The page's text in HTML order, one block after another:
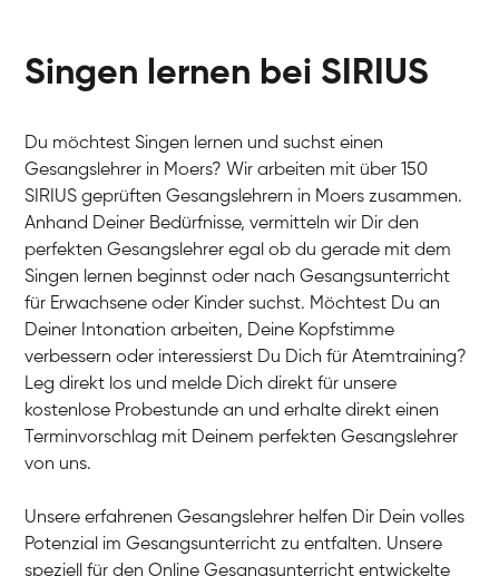
Singen lernen bei SIRIUS
Du möchtest Singen lernen und suchst einen
Gesangslehrer in Moers? Wir arbeiten mit über 150
SIRIUS geprüften Gesangslehrern in Moers zusammen.
Anhand Deiner Bedürfnisse, vermitteln wir Dir den
perfekten Gesangslehrer egal ob du gerade mit dem
Singen lernen beginnst oder nach Gesangsunterricht
für Erwachsene oder Kinder suchst. Möchtest Du an
Deiner Intonation arbeiten, Deine Kopfstimme
verbessern oder interessierst Du Dich für Atemtraining?
Leg direkt los und melde Dich direkt für unsere
kostenlose Probestunde an und erhalte direkt einen
Terminvorschlag mit Deinem perfekten Gesangslehrer
von uns.
Unsere erfahrenen Gesangslehrer helfen Dir Dein volles
Potenzial im Gesangsunterricht zu entfalten. Unsere
speziell für den Online Gesangsunterricht entwickelte